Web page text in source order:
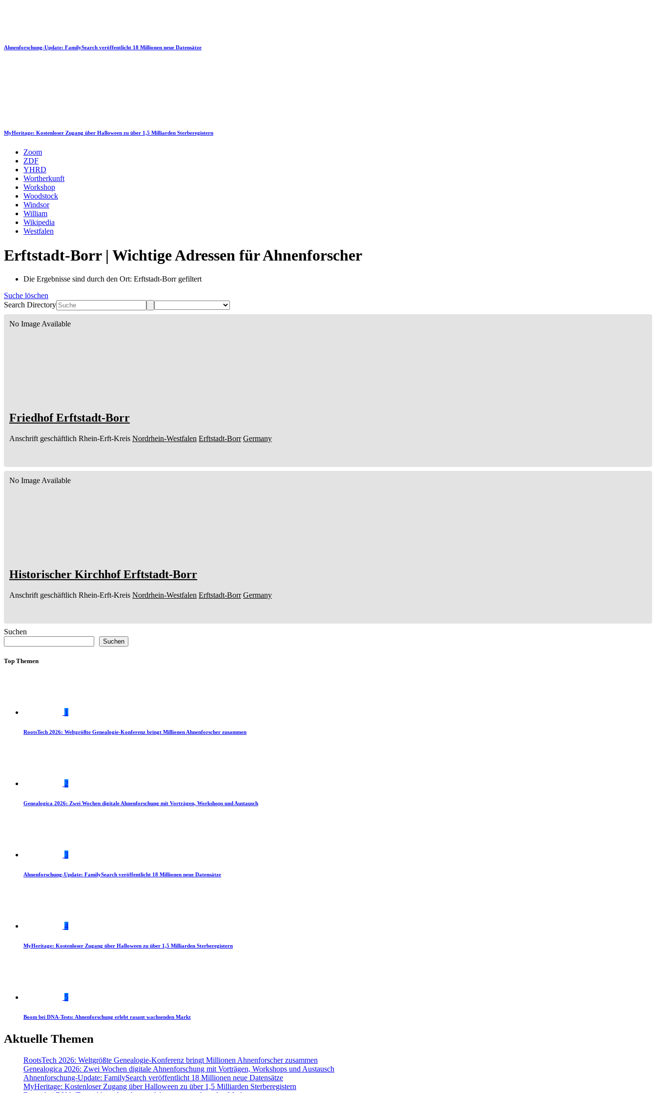
Ahnenforschung-Update: FamilySearch veröffentlicht 18 Millionen neue Datensätze
MyHeritage: Kostenloser Zugang über Halloween zu über 1,5 Milliarden Sterberegistern
Zoom
ZDF
YHRD
Wortherkunft
Workshop
Woodstock
Windsor
William
Wikipedia
Westfalen
Erftstadt-Borr | Wichtige Adressen für Ahnenforscher
Die Ergebnisse sind durch den Ort: Erftstadt-Borr gefiltert
Suche löschen
Search Directory
No Image Available
Friedhof Erftstadt-Borr
Anschrift geschäftlich Rhein-Erft-Kreis Nordrhein-Westfalen Erftstadt-Borr Germany
No Image Available
Historischer Kirchhof Erftstadt-Borr
Anschrift geschäftlich Rhein-Erft-Kreis Nordrhein-Westfalen Erftstadt-Borr Germany
Suchen
Suchen
Top Themen
1
RootsTech 2026: Weltgrößte Genealogie-Konferenz bringt Millionen Ahnenforscher zusammen
2
Genealogica 2026: Zwei Wochen digitale Ahnenforschung mit Vorträgen, Workshops und Austausch
3
Ahnenforschung-Update: FamilySearch veröffentlicht 18 Millionen neue Datensätze
4
MyHeritage: Kostenloser Zugang über Halloween zu über 1,5 Milliarden Sterberegistern
5
Boom bei DNA-Tests: Ahnenforschung erlebt rasant wachsenden Markt
Aktuelle Themen
RootsTech 2026: Weltgrößte Genealogie-Konferenz bringt Millionen Ahnenforscher zusammen
Genealogica 2026: Zwei Wochen digitale Ahnenforschung mit Vorträgen, Workshops und Austausch
Ahnenforschung-Update: FamilySearch veröffentlicht 18 Millionen neue Datensätze
MyHeritage: Kostenloser Zugang über Halloween zu über 1,5 Milliarden Sterberegistern